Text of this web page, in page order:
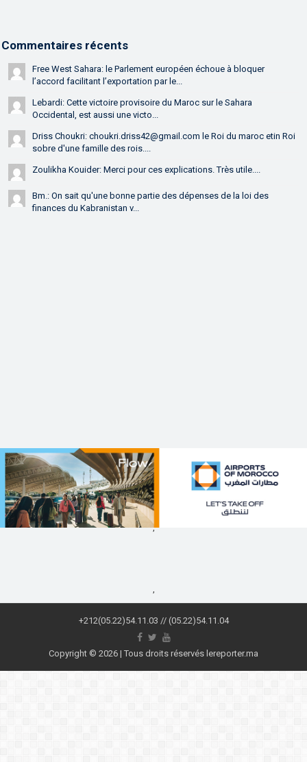
Commentaires récents
Free West Sahara: le Parlement européen échoue à bloquer
l’accord facilitant l’exportation par le...
Lebardi: Cette victoire provisoire du Maroc sur le Sahara
Occidental, est aussi une victo...
Driss Choukri: choukri.driss42@gmail.com le Roi du maroc etin Roi
sobre d'une famille des rois....
Zoulikha Kouider: Merci pour ces explications. Très utile....
Bm.: On sait qu'une bonne partie des dépenses de la loi des
finances du Kabranistan v...
,
+212(05.22)54.11.03 // (05.22)54.11.04
Copyright © 2026 | Tous droits réservés lereporter.ma